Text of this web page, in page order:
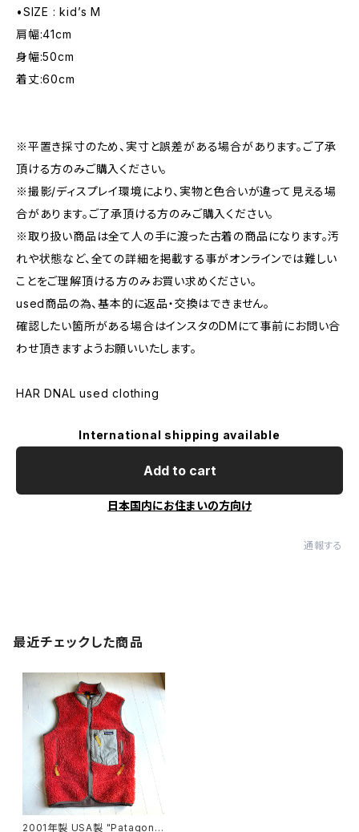
•SIZE : kid’s M
肩幅:41cm
身幅:50cm
着丈:60cm
※平置き採寸のため、実寸と誤差がある場合があります。ご了承
頂ける方のみご購入ください。
※撮影/ディスプレイ環境により、実物と色合いが違って見える場
合があります。ご了承頂ける方のみご購入ください。
※取り扱い商品は全て人の手に渡った古着の商品になります。汚
れや状態など、全ての詳細を掲載する事がオンラインでは難しい
ことをご理解頂ける方のみお買い求めください。
used商品の為、基本的に返品・交換はできません。
確認したい箇所がある場合はインスタのDMにて事前にお問い合
わせ頂きますようお願いいたします。
HAR DNAL used clothing
International shipping available
Add to cart
日本国内にお住まいの方向け
通報する
最近チェックした商品
2001年製 USA製 "Patagoni